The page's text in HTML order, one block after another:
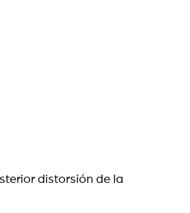
distorsión de la